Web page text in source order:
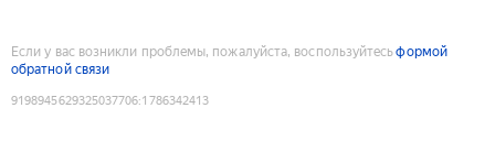
Если у вас возникли проблемы, пожалуйста, воспользуйтесьформой
обратной связи
9198945629325037706:1786342413